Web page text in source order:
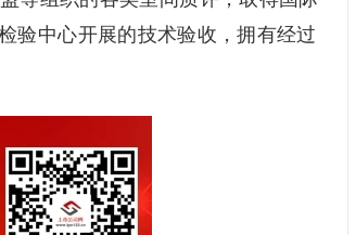
验中心开展的技术验收，拥有经过